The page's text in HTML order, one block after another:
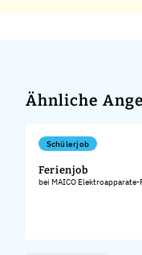
Ähnliche
Schülerjob
Ferienjob
bei MAICO